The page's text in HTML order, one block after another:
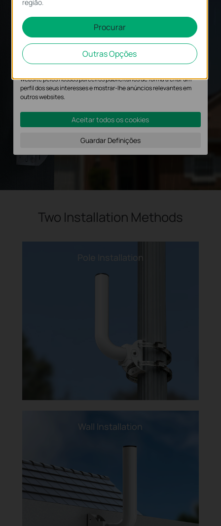
Two Installation Methods
Pole Installation
Wall Installation
região.
Procurar
Outras Opções
não podem ser desativados nos seus sistemas.
Cookies de Análise e Marketing
nosso website para melhorar e ajustar a funcionalidade do nosso
website.
website pelos nossos parceiros publicitários de forma a criar um
perfil dos seus interesses e mostrar-lhe anúncios relevantes em
outros websites.
Aceitar todos os cookies
Guardar Definições